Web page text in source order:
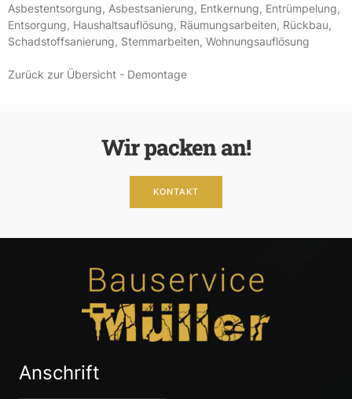
Asbestentsorgung, Asbestsanierung, Entkernung, Entrümpelung,
Entsorgung, Haushaltsauflösung, Räumungsarbeiten, Rückbau,
Schadstoffsanierung, Stemmarbeiten, Wohnungsauflösung
Zurück zur Übersicht - Demontage
Wir packen an!
KONTAKT
Anschrift